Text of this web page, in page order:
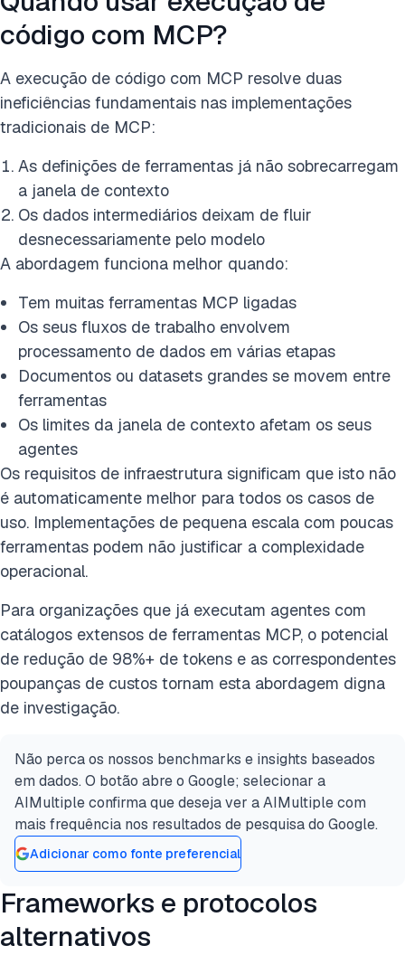
código com MCP?
A execução de código com MCP resolve duas
ineficiências fundamentais nas implementações
tradicionais de MCP:
As definições de ferramentas já não sobrecarregam
a janela de contexto
Os dados intermediários deixam de fluir
desnecessariamente pelo modelo
A abordagem funciona melhor quando:
Tem muitas ferramentas MCP ligadas
Os seus fluxos de trabalho envolvem
processamento de dados em várias etapas
Documentos ou datasets grandes se movem entre
ferramentas
Os limites da janela de contexto afetam os seus
agentes
Os requisitos de infraestrutura significam que isto não
é automaticamente melhor para todos os casos de
uso. Implementações de pequena escala com poucas
ferramentas podem não justificar a complexidade
operacional.
Para organizações que já executam agentes com
catálogos extensos de ferramentas MCP, o potencial
de redução de 98%+ de tokens e as correspondentes
poupanças de custos tornam esta abordagem digna
de investigação.
Não perca os nossos benchmarks e insights baseados
em dados. O botão abre o Google; selecionar a
AIMultiple confirma que deseja ver a AIMultiple com
mais frequência nos resultados de pesquisa do Google.
Adicionar como fonte preferencial
Frameworks e protocolos
alternativos